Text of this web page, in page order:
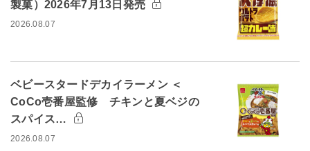
製菓）2026年7月13日発売
2026.08.07
ベビースタードデカイラーメン ＜
CoCo壱番屋監修 チキンと夏ベジの
スパイス…
2026.08.07